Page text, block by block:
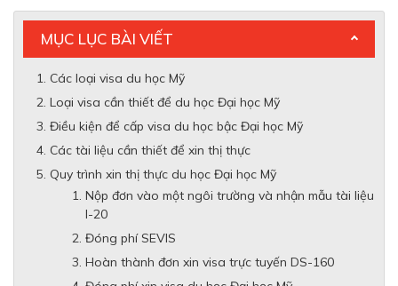
MỤC LỤC BÀI VIẾT
Các loại visa du học Mỹ
Loại visa cần thiết để du học Đại học Mỹ
Điều kiện để cấp visa du học bậc Đại học Mỹ
Các tài liệu cần thiết để xin thị thực
Quy trình xin thị thực du học Đại học Mỹ
Nộp đơn vào một ngôi trường và nhận mẫu tài liệu
I-20
Đóng phí SEVIS
Hoàn thành đơn xin visa trực tuyến DS-160